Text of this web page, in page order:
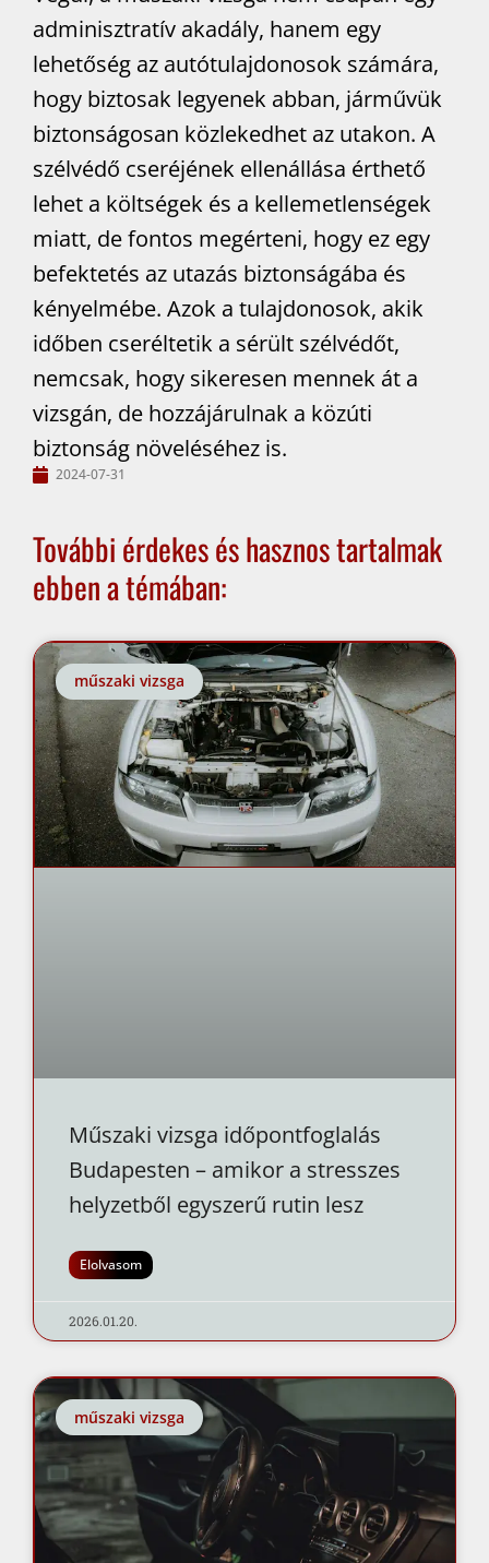
adminisztratív akadály, hanem egy
lehetőség az autótulajdonosok számára,
hogy biztosak legyenek abban, járművük
biztonságosan közlekedhet az utakon. A
szélvédő cseréjének ellenállása érthető
lehet a költségek és a kellemetlenségek
miatt, de fontos megérteni, hogy ez egy
befektetés az utazás biztonságába és
kényelmébe. Azok a tulajdonosok, akik
időben cseréltetik a sérült szélvédőt,
nemcsak, hogy sikeresen mennek át a
vizsgán, de hozzájárulnak a közúti
biztonság növeléséhez is.
2024-07-31
További érdekes és hasznos tartalmak
ebben a témában:
műszaki vizsga
Műszaki vizsga időpontfoglalás
Budapesten – amikor a stresszes
helyzetből egyszerű rutin lesz
Elolvasom
2026.01.20.
műszaki vizsga